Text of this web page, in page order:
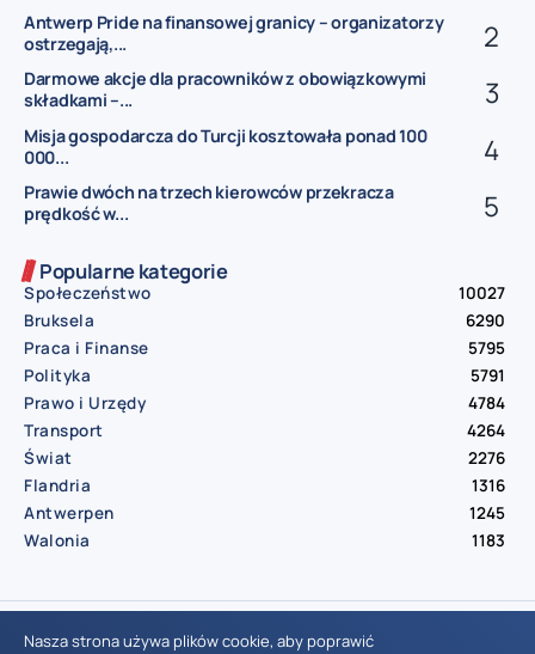
Antwerp Pride na finansowej granicy – organizatorzy
ostrzegają,...
Darmowe akcje dla pracowników z obowiązkowymi
składkami –...
Misja gospodarcza do Turcji kosztowała ponad 100
000...
Prawie dwóch na trzech kierowców przekracza
prędkość w...
Popularne kategorie
Społeczeństwo
10027
Bruksela
6290
Praca i Finanse
5795
Polityka
5791
Prawo i Urzędy
4784
Transport
4264
Świat
2276
Flandria
1316
Antwerpen
1245
Walonia
1183
© Aktualnosci.be – All Right Reserved 2016-2026
Nasza strona używa plików cookie, aby poprawić